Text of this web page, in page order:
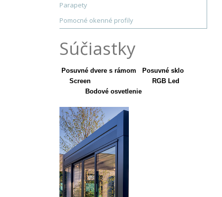
Parapety
Pomocné okenné profily
Súčiastky
Posuvné dvere s rámom Posuvné sklo
Screen RGB Led
Bodové osvetlenie